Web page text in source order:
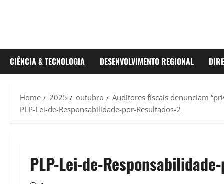
CIÊNCIA & TECNOLOGIA DESENVOLVIMENTO REGIONAL
Home 2025 outubro
Auditores fiscais denunciam
PLP-Lei-de-Responsabilidade-por-Resultados-2
PLP-Lei-de-